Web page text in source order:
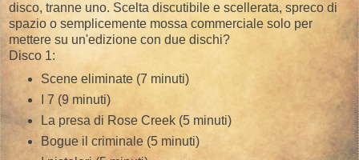
disco, tranne uno. Scelta discutibile e scellerata, spreco di
spazio o semplicemente mossa commerciale solo per
mettere su un'edizione con due dischi?
Disco 1:
Scene eliminate (7 minuti)
I 7 (9 minuti)
La presa di Rose Creek (5 minuti)
Bogue il criminale (5 minuti)